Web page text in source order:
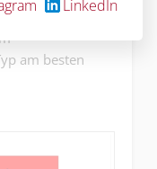
Zusammen
am besten
LinkedIn